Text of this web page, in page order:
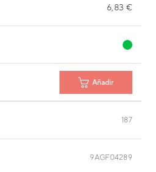
6,83 €
Añadir
187
9AGF04289